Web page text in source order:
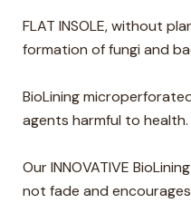
FLAT INSOLE, without
formation of fungi and
BioLining microperforated
agents harmful to health.
Our INNOVATIVE
not fade and encourages